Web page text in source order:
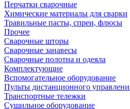
Перчатки сварочные
Химические материалы для сварки
Травильные пасты, спреи, флюсы
Прочее
Сварочные шторы
Сварочные занавесы
Сварочные полотна и одеяла
Комплектующие
Вспомогательное оборудование
Пульты дистанционного
Транспортные тележки
Сушильное оборудование